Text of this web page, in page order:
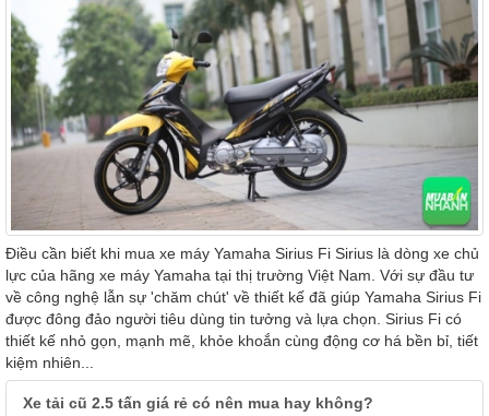
Điều cần biết khi mua xe máy Yamaha Sirius Fi Sirius là dòng xe chủ
lực của hãng xe máy Yamaha tại thị trường Việt Nam. Với sự đầu tư
về công nghệ lẫn sự 'chăm chút' về thiết kế đã giúp Yamaha Sirius Fi
được đông đảo người tiêu dùng tin tưởng và lựa chọn. Sirius Fi có
thiết kế nhỏ gọn, mạnh mẽ, khỏe khoắn cùng động cơ há bền bỉ, tiết
kiệm nhiên...
Xe tải cũ 2.5 tấn giá rẻ có nên mua hay không?